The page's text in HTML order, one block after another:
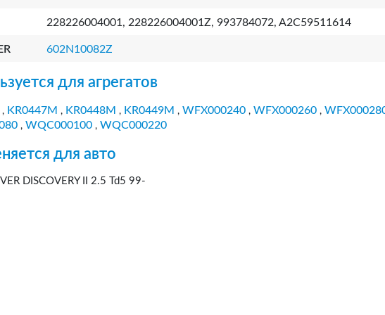
228226004001, 228226004001Z, 993784072, A2C59511614
602N10082Z
для агрегатов
, KR0447M , KR0448M , KR0449M , WFX000240 , WFX000260 ,
, WQC000100 , WQC000220
для авто
DISCOVERY II 2.5 Td5 99-